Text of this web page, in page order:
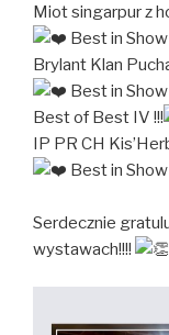
Miot singarpur z
Best in
Brylant Klan
Best in
Best of Best IV !!!
IP PR CH
Best in
Serdecznie
wystawach!!!!